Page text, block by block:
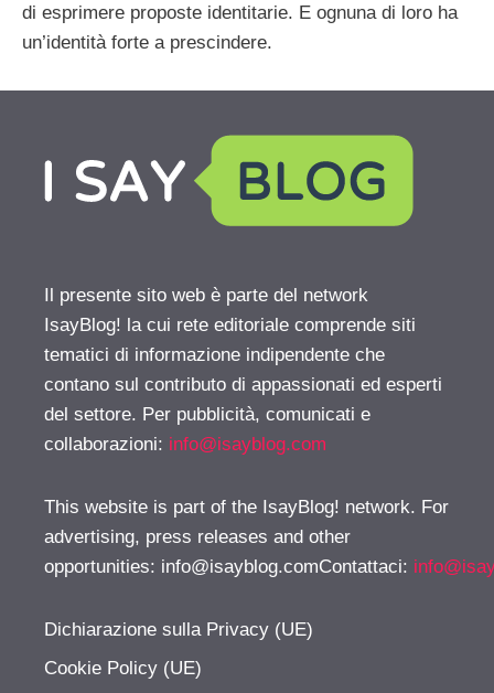
di esprimere proposte identitarie. E ognuna di loro ha
un’identità forte a prescindere.
Il presente sito web è parte del network
IsayBlog! la cui rete editoriale comprende siti
tematici di informazione indipendente che
contano sul contributo di appassionati ed esperti
del settore. Per pubblicità, comunicati e
collaborazioni: info@isayblog.com
This website is part of the IsayBlog! network. For
advertising, press releases and other
opportunities: info@isayblog.comContattaci:
Dichiarazione sulla Privacy (UE)
Cookie Policy (UE)